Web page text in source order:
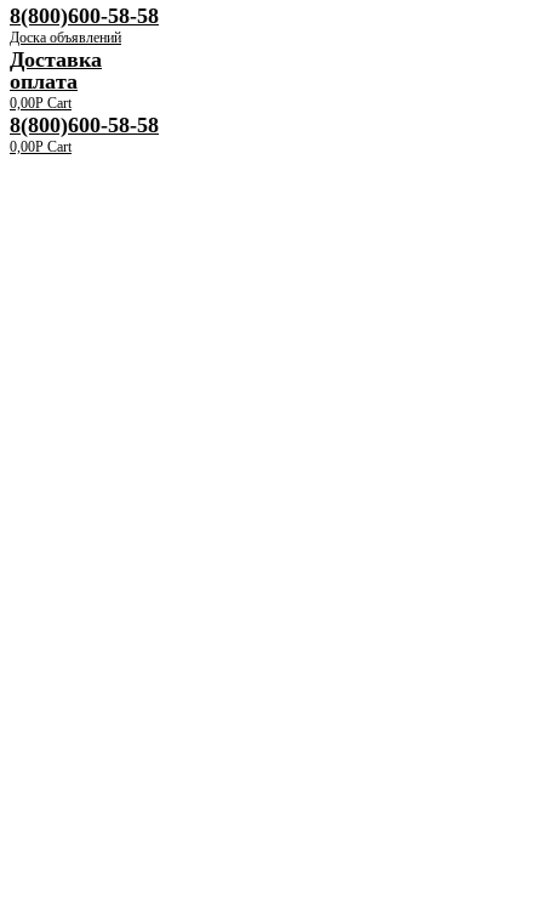
8(800)600-58-58
Доска объявлений
Доставка
оплата
0,00Р Cart
8(800)600-58-58
0,00Р Cart